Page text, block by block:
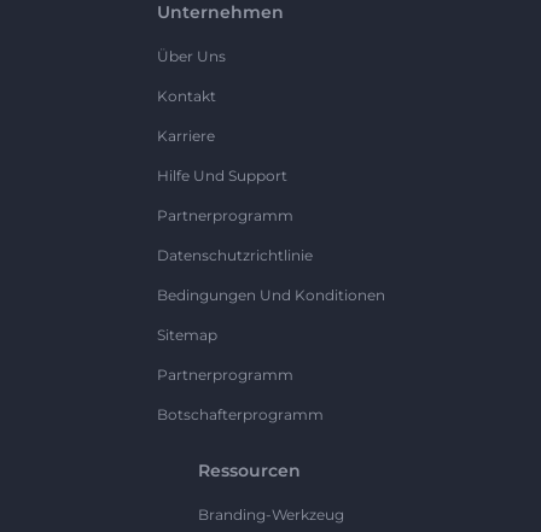
Unternehmen
Über Uns
Kontakt
Karriere
Hilfe Und Support
Partnerprogramm
Datenschutzrichtlinie
Bedingungen Und Konditionen
Sitemap
Partnerprogramm
Botschafterprogramm
Ressourcen
Branding-Werkzeug